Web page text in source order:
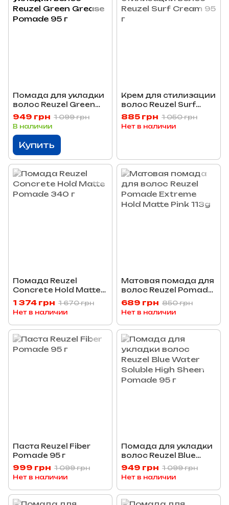
Помада для укладки
волос Reuzel Green
Grease Pomade 95 г
949 грн 1 099 грн
В наличии
Купить
Крем для стилизации
волос Reuzel Surf
Cream 95 г
885 грн 1 050 грн
Нет в наличии
Помада Reuzel
Concrete Hold Matte
Pomade 340 г
1 374 грн 1 670 грн
Нет в наличии
Матовая помада для
волос Reuzel Pomade
Extreme Hold Matte
Pink 113g
689 грн 850 грн
Нет в наличии
Паста Reuzel Fiber
Pomade 95 г
999 грн 1 099 грн
Нет в наличии
Помада для укладки
волос Reuzel Blue
Water Soluble High
Sheen Pomade 95 г
949 грн 1 099 грн
Нет в наличии